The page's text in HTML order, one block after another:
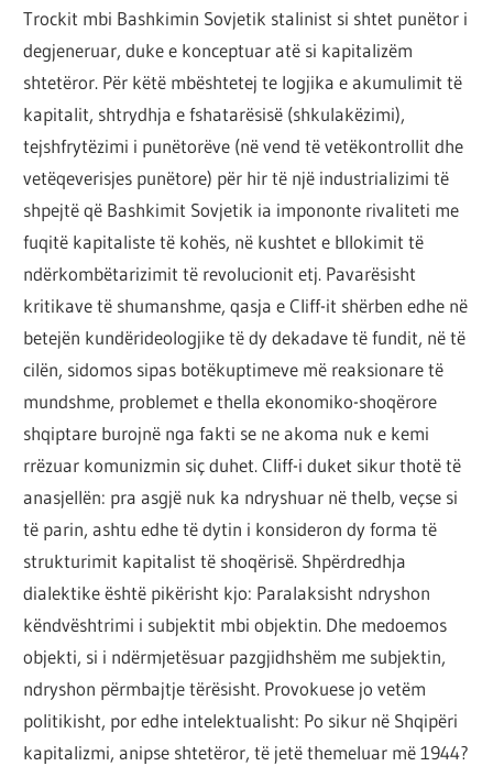
Trockit mbi Bashkimin Sovjetik stalinist si shtet punëtor i
degjeneruar, duke e konceptuar atë si kapitalizëm
shtetëror. Për këtë mbështetej te logjika e akumulimit të
kapitalit, shtrydhja e fshatarësisë (shkulakëzimi),
tejshfrytëzimi i punëtorëve (në vend të vetëkontrollit dhe
vetëqeverisjes punëtore) për hir të një industrializimi të
shpejtë që Bashkimit Sovjetik ia impononte rivaliteti me
fuqitë kapitaliste të kohës, në kushtet e bllokimit të
ndërkombëtarizimit të revolucionit etj. Pavarësisht
kritikave të shumanshme, qasja e Cliff-it shërben edhe në
betejën kundërideologjike të dy dekadave të fundit, në të
cilën, sidomos sipas botëkuptimeve më reaksionare të
mundshme, problemet e thella ekonomiko-shoqërore
shqiptare burojnë nga fakti se ne akoma nuk e kemi
rrëzuar komunizmin siç duhet. Cliff-i duket sikur thotë të
anasjellën: pra asgjë nuk ka ndryshuar në thelb, veçse si
të parin, ashtu edhe të dytin i konsideron dy forma të
strukturimit kapitalist të shoqërisë. Shpërdredhja
dialektike është pikërisht kjo: Paralaksisht ndryshon
këndvështrimi i subjektit mbi objektin. Dhe medoemos
objekti, si i ndërmjetësuar pazgjidhshëm me subjektin,
ndryshon përmbajtje tërësisht. Provokuese jo vetëm
politikisht, por edhe intelektualisht: Po sikur në Shqipëri
kapitalizmi, anipse shtetëror, të jetë themeluar më 1944?